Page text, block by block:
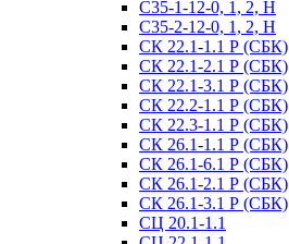
С35-1-12-0, 1, 2, Н
С35-2-12-0, 1, 2, Н
СК 22.1-1.1 Р (СБК)
СК 22.1-2.1 Р (СБК)
СК 22.1-3.1 Р (СБК)
СК 22.2-1.1 Р (СБК)
СК 22.3-1.1 Р (СБК)
СК 26.1-1.1 Р (СБК)
СК 26.1-6.1 Р (СБК)
СК 26.1-2.1 Р (СБК)
СК 26.1-3.1 Р (СБК)
СЦ 20.1-1.1